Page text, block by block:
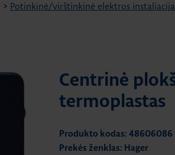
> Potinkinė/virštinkinė elektros instaliacija
Centrinė
termoplastas
Produkto kodas: 48606086
Prekės ženklas: Hager